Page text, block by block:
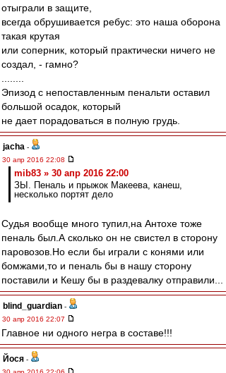
отыграли в защите,
всегда обрушивается ребус: это наша оборона
такая крутая
или соперник, который практически ничего не
создал, - гамно?
Эпизод с непоставленным пенальти оставил
большой осадок, который
не дает порадоваться в полную грудь.
jacha -
30 апр 2016 22:08
mib83 » 30 апр 2016 22:00
ЗЫ. Пеналь и прыжок Макеева, канеш,
несколько портят дело
Судья вообще много тупил,на Антохе тоже
пеналь был.А сколько он не свистел в сторону
паровозов.Но если бы играли с конями или
бомжами,то и пеналь бы в нашу сторону
поставили и Кешу бы в раздевалку отправили...
blind_guardian -
30 апр 2016 22:07
Главное ни одного негра в составе!!!
Йося -